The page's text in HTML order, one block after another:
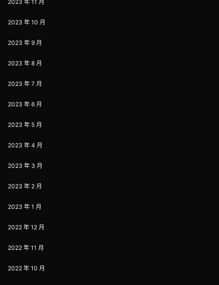
2023 年 11 月
2023 年 10 月
2023 年 9 月
2023 年 8 月
2023 年 7 月
2023 年 6 月
2023 年 5 月
2023 年 4 月
2023 年 3 月
2023 年 2 月
2023 年 1 月
2022 年 12 月
2022 年 11 月
2022 年 10 月